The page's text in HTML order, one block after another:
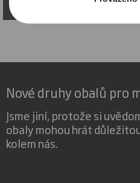
Nové druhy obalů pro
Jsme jiní, protože si
obaly mohou hrát
kolem nás.